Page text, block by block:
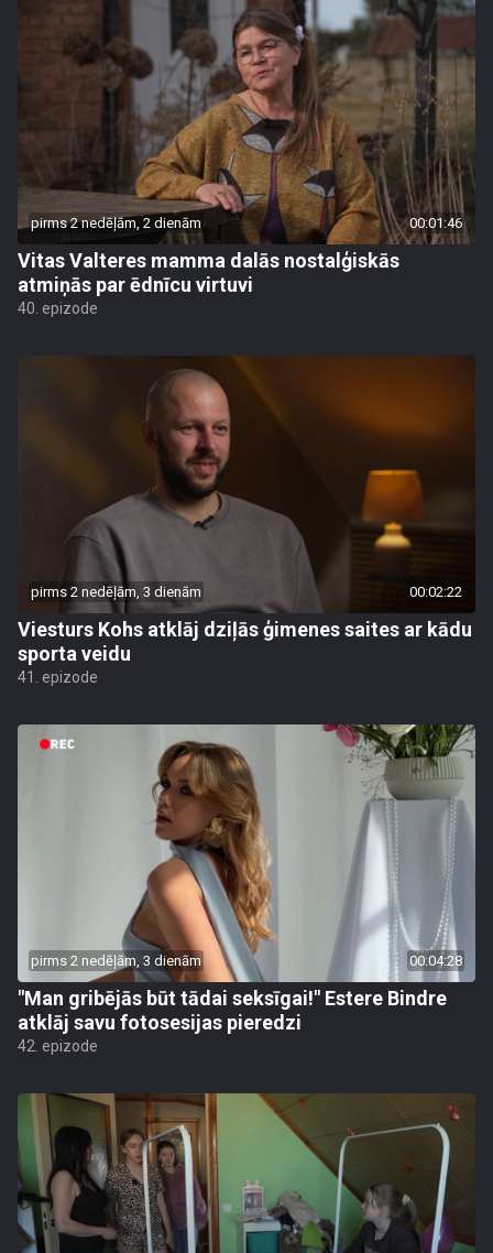
pirms 2 nedēļām, 2 dienām 00:01:46
Vitas Valteres mamma dalās nostalģiskās
atmiņās par ēdnīcu virtuvi
40. epizode
pirms 2 nedēļām, 3 dienām 00:02:22
Viesturs Kohs atklāj dziļās ģimenes saites ar kādu
sporta veidu
41. epizode
pirms 2 nedēļām, 3 dienām 00:04:28
"Man gribējās būt tādai seksīgai!" Estere Bindre
atklāj savu fotosesijas pieredzi
42. epizode